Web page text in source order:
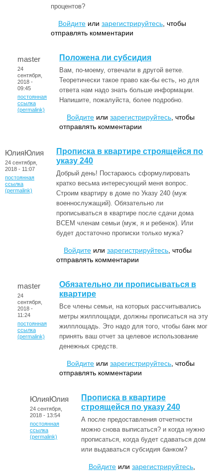
процентов?
Войдите или зарегистрируйтесь , чтобы
отправлять комментарии
master
24
сентября,
2018 -
09:45
постоянная
ссылка
(permalink)
Положена ли субсидия
Вам, по-моему, отвечали в другой ветке.
Теоретически такое право как-бы есть, но для
ответа нам надо знать больше информации.
Напишите, пожалуйста, более подробно.
Войдите или зарегистрируйтесь , чтобы
отправлять комментарии
ЮлияЮлия
24 сентября,
2018 - 11:07
постоянная
ссылка
(permalink)
Прописка в квартире строящейся по
указу 240
Добрый день! Постараюсь сформулировать
кратко весьма интересующий меня вопрос.
Строим квартиру в доме по Указу 240 (муж
военнослужащий). Обязательно ли
прописываться в квартире после сдачи дома
ВСЕМ членам семьи (муж, я и ребенок). Или
будет достаточно прописки только мужа?
Войдите или зарегистрируйтесь , чтобы
отправлять комментарии
master
24
сентября,
2018 -
11:24
постоянная
ссылка
(permalink)
Обязательно ли прописываться в
квартире
Все члены семьи, на которых рассчитывались
метры жилплощади, должны прописаться на эту
жилплощадь. Это надо для того, чтобы банк мог
принять ваш отчет за целевое использование
денежных средств.
Войдите или зарегистрируйтесь , чтобы
отправлять комментарии
ЮлияЮлия
24 сентября,
2018 - 13:54
постоянная
ссылка
(permalink)
Прописка в квартире
строящейся по указу 240
А после предоставления отчетности
можно снова выписаться? и когда нужно
прописаться, когда будет сдаваться дом
или выдаваться субсидия банком?
Войдите или зарегистрируйтесь